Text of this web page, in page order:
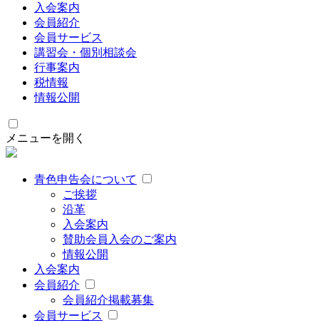
入会案内
会員紹介
会員サービス
講習会・個別相談会
行事案内
税情報
情報公開
メニューを開く
青色申告会について
ご挨拶
沿革
入会案内
賛助会員入会のご案内
情報公開
入会案内
会員紹介
会員紹介掲載募集
会員サービス